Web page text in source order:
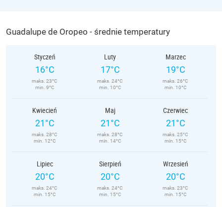
Guadalupe de Oropeo - średnie temperatury
Styczeń
16°C
maks. 23°C
min. 9°C
Luty
17°C
maks. 24°C
min. 10°C
Marzec
19°C
maks. 26°C
min. 10°C
Kwiecień
21°C
maks. 28°C
min. 12°C
Maj
21°C
maks. 28°C
min. 14°C
Czerwiec
21°C
maks. 25°C
min. 15°C
Lipiec
20°C
maks. 24°C
min. 15°C
Sierpień
20°C
maks. 24°C
min. 15°C
Wrzesień
20°C
maks. 23°C
min. 15°C